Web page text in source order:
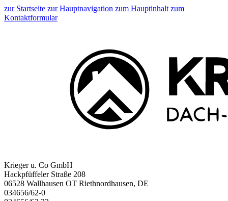
zur Startseite zur Hauptnavigation zum Hauptinhalt zum
Kontaktformular
Krieger u. Co GmbH
Hackpfüffeler Straße 208
06528 Wallhausen OT Riethnordhausen, DE
034656/62-0